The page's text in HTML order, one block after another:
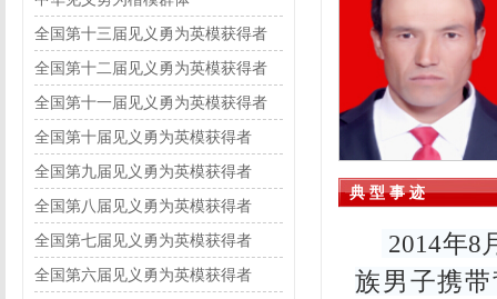
全国第十三届见义勇为英模获得者
全国第十二届见义勇为英模获得者
全国第十一届见义勇为英模获得者
全国第十届见义勇为英模获得者
全国第九届见义勇为英模获得者
全国第八届见义勇为英模获得者
全国第七届见义勇为英模获得者
全国第六届见义勇为英模获得者
典 型 事 迹
2014年8
族男子携